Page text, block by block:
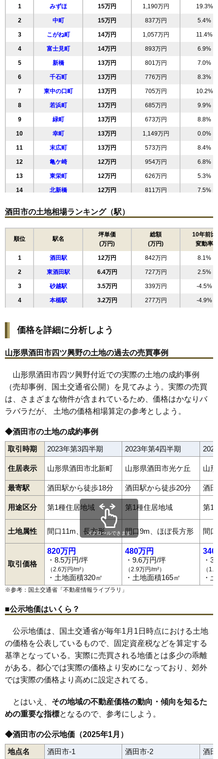
1 みずほ 15万円 1,190万円 19.3%
2 中町 15万円 837万円 5.4%
3 こがね町 14万円 1,057万円 11.4%
4 富士見町 14万円 893万円 6.9%
5 新橋 13万円 801万円 7.0%
6 千石町 13万円 776万円 8.3%
7 東中の口町 13万円 705万円 10.2%
8 若浜町 13万円 685万円 9.9%
9 緑町 13万円 673万円 8.8%
10 幸町 13万円 1,149万円 0.0%
11 末広町 13万円 573万円 8.4%
12 亀ケ崎 12万円 954万円 6.8%
13 東栄町 12万円 626万円 5.3%
14 北新橋 12万円 811万円 7.5%
16 ゆたか 11万円 1,009万円 10.3%
11万円 614万円 -3.5%
11万円 675万円 7.9%
19 東泉町 11万円 834万円 8.8%
20 新井田町 11万円 599万円 1.0%
21 若竹町 11万円 739万円 8.8%
22 上本町 11万円 166万円 -16.2%
24 曙町 10万円
26 寿町 10万円 371万円 -6.9%
27 若原町 10万円 734万円 7.8%
28 浜田 9.6万円 635万円 5.1%
29 住吉町 9.5万円 657万円 6.8%
こあら 9.5万円 1,025万円
31 旭新町
32 上安町 9.4万円 874万円 7.3%
33 東町 9.4万円 1,076万円 2.0%
34 光ケ丘 9.4万円 539万円 8.7%
35 堤町 9.0万円 461万円 0.6%
8.9万円
38 錦町 8.7万円 624万円 7.8%
39 東両羽町 8.6万円 1,453万円 5.2%
南新町 448万円 7.9%
入船町 386万円 -2.3%
42 四ツ興野 7.8万円 599万円 8.6%
44 北新町 7.7万円 554万円 4.3%
45 高見台 7.7万円 668万円 7.5%
46 若宮町 7.4万円 599万円 9.3%
47 緑ケ丘 7.1万円 637万円 10.4%
48 麓 6.8万円 514万円 0.8%
49 山居町 6.7万円 876万円
50 船場町 6.7万円 711万円 -4.8%
51 あきほ町 6.3万円 782万円
54 小泉 237万円 -7.9%
酒田市の土地相場ランキング（駅）
順位 駅名
坪単価
(万円)
総額
(万円)
10年前比
変動率
1 酒田駅 12万円 842万円 8.1%
2 東酒田駅 6.4万円 727万円 2.5%
3 砂越駅 3.5万円 339万円 -4.5%
4 本楯駅 3.2万円 277万円 -4.9%
価格を詳細に分析しよう
山形県酒田市四ツ興野の土地の過去の売買事例
山形県酒田市四ツ興野付近での実際の土地の成約事例
（売却事例、国土交通省公開）を見てみよう。実際の売買
は、さまざまな物件が含まれているため、価格はかなりバ
ラバラだが、 土地の価格相場算定の参考としよう。
◆酒田市の土地の成約事例
取引時期 2023年第3四半期 2023年第4四半期
住居表示 山形県酒田市北新町 山形県酒田市光ケ丘 山
最寄駅 酒田駅から徒歩18分 酒田駅から徒歩20分 酒
用途区分 第1種住居地域 第1種住居地域 第1
土地属性 間口11m、長方形 間口9m、ほぼ長方形 間
取引価格
820万円
・8.5万円/坪
（2.6万円/m²）
・土地面積320㎡
480万円
・9.6万円/坪
（2.9万円/m²）
・土地面積165㎡
340
・
（
・
スクロールできます
※参考：国土交通省「 不動産情報ライブラリ 」
■公示地価はいくら？
公示地価は、国土交通省が毎年1月1日時点における土地
の価格を公表しているもので、固定資産税などを算定する
基準となっている。実際に売買される地価とは多少の乖離
がある。都心では実際の価格より安めになっており、郊外
では実際の価格より高めに設定されてる。
とはいえ、 その地域の不動産価格の動向・傾向を知るた
めの重要な指標となるので、参考にしよう。
◆酒田市の公示地価（2025年1月）
地点名 酒田市-1 酒田市-2 酒